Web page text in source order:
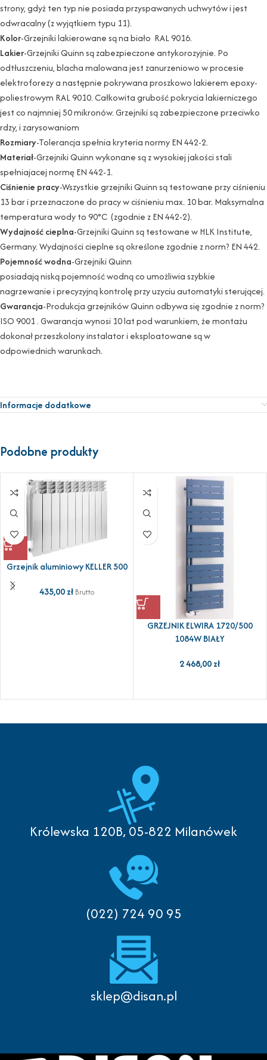
strony, gdyż ten typ nie posiada przyspawanych uchwytów i jest
odwracalny (z wyjątkiem typu 11).
Kolor-Grzejniki lakierowane są na biało RAL 9016.
Lakier-Grzejniki Quinn są zabezpieczone antykorozyjnie. Po
odtłuszczeniu, blacha malowana jest zanurzeniowo w procesie
elektroforezy a następnie pokrywana proszkowo lakierem epoxy-
poliestrowym RAL 9010. Całkowita grubość pokrycia lakierniczego
jest co najmniej 50 mikronów. Grzejniki są zabezpieczone przeciwko
rdzy, i zarysowaniom
Rozmiary-Tolerancja spełnia kryteria normy EN 442-2.
Materiał-Grzejniki Quinn wykonane są z wysokiej jakości stali
spełniajacej normę EN 442-1.
Ciśnienie pracy-Wszystkie grzejniki Quinn są testowane przy ciśnieniu
13 bar i przeznaczone do pracy w ciśnieniu max. 10 bar. Maksymalna
temperatura wody to 90°C (zgodnie z EN 442-2).
Wydajność cieplna-Grzejniki Quinn są testowane w HLK Institute,
Germany. Wydajności cieplne są określone zgodnie z norm? EN 442.
Pojemność wodna-Grzejniki Quinn
posiadają niską pojemność wodną co umożliwia szybkie
nagrzewanie i precyzyjną kontrolę przy uzyciu automatyki sterującej.
Gwarancja-Produkcja grzejników Quinn odbywa się zgodnie z norm?
ISO 9001 . Gwarancja wynosi 10 lat pod warunkiem, że montażu
dokonał przeszkolony instalator i eksploatowane są w
odpowiednich warunkach.
Informacje dodatkowe
Podobne produkty
Grzejnik aluminiowy KELLER 500
435,00zł Brutto
GRZEJNIK ELWIRA 1720/500
1084W BIAŁY
2 468,00zł
Królewska 120B, 05-822 Milanówek
(022) 724 90 95
sklep@disan.pl